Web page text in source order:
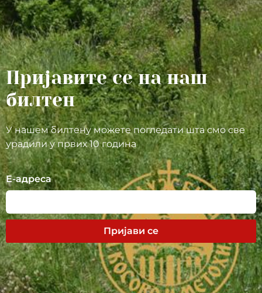
Пријавите се на наш
билтен
У нашем билтену можете погледати шта смо све
урадили у првих 10 година
Е-адреса
Пријави се